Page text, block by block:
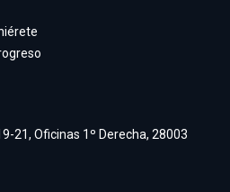
21, Oficinas 1º Derecha, 28003